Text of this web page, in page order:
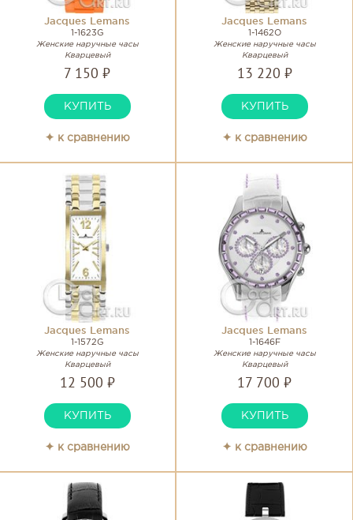
Jacques Lemans
1-1623G
Женские наручные часы
Кварцевый
7 150 ₽
КУПИТЬ
✦ к сравнению
Jacques Lemans
1-1462O
Женские наручные часы
Кварцевый
13 220 ₽
КУПИТЬ
✦ к сравнению
Jacques Lemans
1-1572G
Женские наручные часы
Кварцевый
12 500 ₽
КУПИТЬ
✦ к сравнению
Jacques Lemans
1-1646F
Женские наручные часы
Кварцевый
17 700 ₽
КУПИТЬ
✦ к сравнению